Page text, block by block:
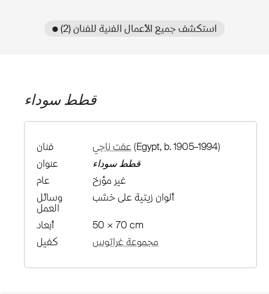
● استكشف جميع الأعمال الفنية للفنان (2)
قطط سوداء
فنان عفت ناجي (Egypt, b. 1905–1994)
عنوان
قطط سوداء
عام
غير مؤرخ
وسائل
العمل
ألوان زيتية على خشب
أبعاد
50 × 70 cm
كفيل
مجموعة غراتوس